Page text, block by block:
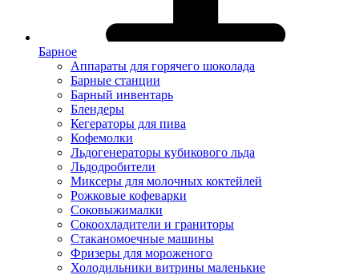
Барное
Аппараты для горячего шоколада
Барные станции
Барный инвентарь
Блендеры
Кегераторы для пива
Кофемолки
Льдогенераторы кубикового льда
Льдодробители
Миксеры для молочных коктейлей
Рожковые кофеварки
Соковыжималки
Сокоохладители и граниторы
Стаканомоечные машины
Фризеры для мороженого
Холодильники витрины маленькие